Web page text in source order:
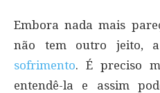
Embora nada mais
não tem outro jeito,
sofrimento. É preciso
entendê-la e assim